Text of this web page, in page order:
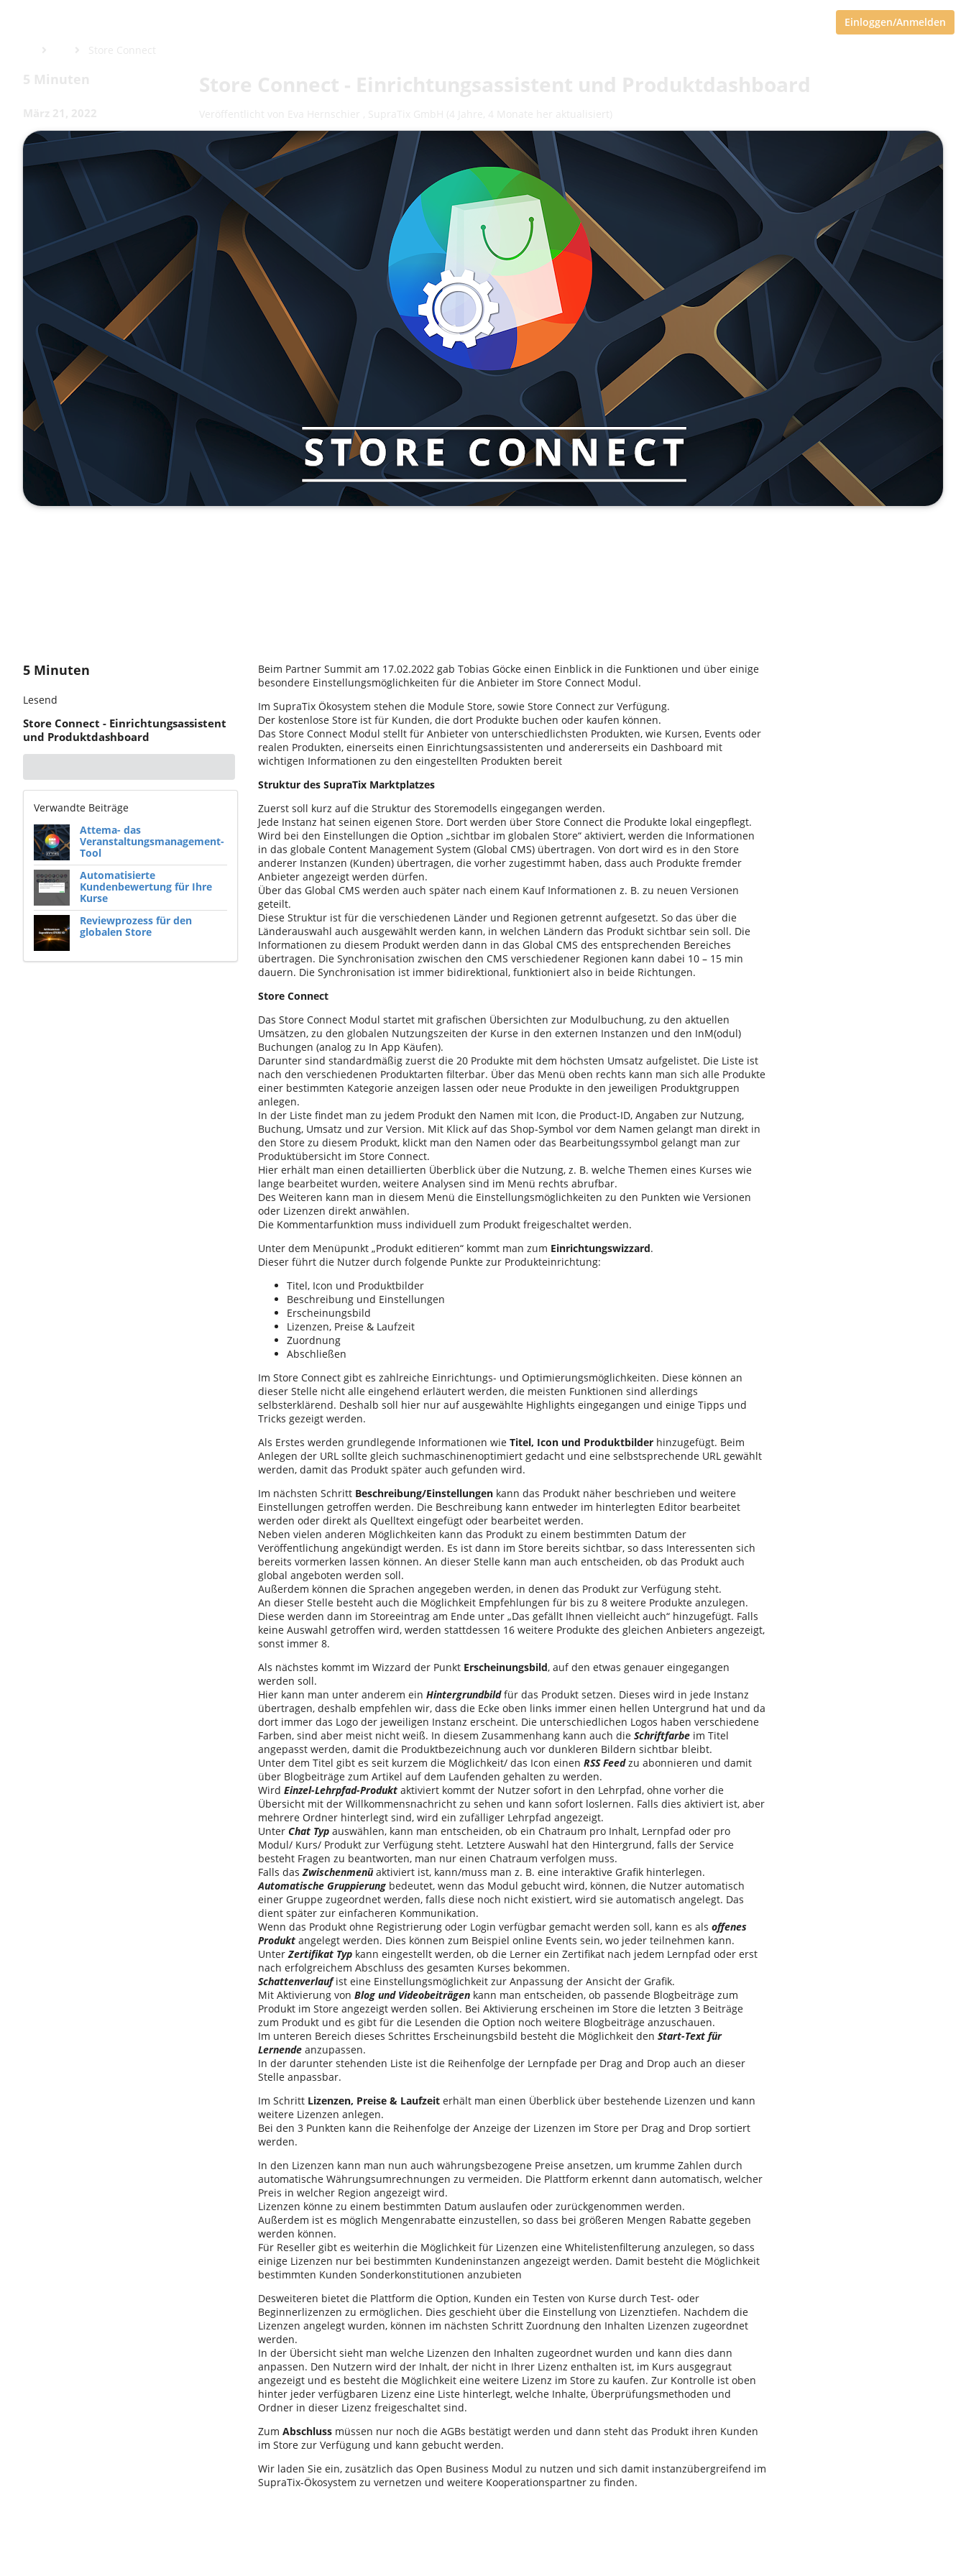
Einloggen/Anmelden
5 Minuten
Lesend
Store Connect - Einrichtungsassistent
und Produktdashboard
Verwandte Beiträge
Attema- das
Veranstaltungsmanagement-
Tool
Automatisierte
Kundenbewertung für Ihre
Kurse
Reviewprozess für den
globalen Store
Beim Partner Summit am 17.02.2022 gab Tobias Göcke einen Einblick in die Funktionen und über einige
besondere Einstellungsmöglichkeiten für die Anbieter im Store Connect Modul.
Im SupraTix Ökosystem stehen die Module Store, sowie Store Connect zur Verfügung.
Der kostenlose Store ist für Kunden, die dort Produkte buchen oder kaufen können.
Das Store Connect Modul stellt für Anbieter von unterschiedlichsten Produkten, wie Kursen, Events oder
realen Produkten, einerseits einen Einrichtungsassistenten und andererseits ein Dashboard mit
wichtigen Informationen zu den eingestellten Produkten bereit
Struktur des SupraTix Marktplatzes
Zuerst soll kurz auf die Struktur des Storemodells eingegangen werden.
Jede Instanz hat seinen eigenen Store. Dort werden über Store Connect die Produkte lokal eingepflegt.
Wird bei den Einstellungen die Option „sichtbar im globalen Store“ aktiviert, werden die Informationen
in das globale Content Management System (Global CMS) übertragen. Von dort wird es in den Store
anderer Instanzen (Kunden) übertragen, die vorher zugestimmt haben, dass auch Produkte fremder
Anbieter angezeigt werden dürfen.
Über das Global CMS werden auch später nach einem Kauf Informationen z. B. zu neuen Versionen
geteilt.
Diese Struktur ist für die verschiedenen Länder und Regionen getrennt aufgesetzt. So das über die
Länderauswahl auch ausgewählt werden kann, in welchen Ländern das Produkt sichtbar sein soll. Die
Informationen zu diesem Produkt werden dann in das Global CMS des entsprechenden Bereiches
übertragen. Die Synchronisation zwischen den CMS verschiedener Regionen kann dabei 10 – 15 min
dauern. Die Synchronisation ist immer bidirektional, funktioniert also in beide Richtungen.
Store Connect
Das Store Connect Modul startet mit grafischen Übersichten zur Modulbuchung, zu den aktuellen
Umsätzen, zu den globalen Nutzungszeiten der Kurse in den externen Instanzen und den InM(odul)
Buchungen (analog zu In App Käufen).
Darunter sind standardmäßig zuerst die 20 Produkte mit dem höchsten Umsatz aufgelistet. Die Liste ist
nach den verschiedenen Produktarten filterbar. Über das Menü oben rechts kann man sich alle Produkte
einer bestimmten Kategorie anzeigen lassen oder neue Produkte in den jeweiligen Produktgruppen
anlegen.
In der Liste findet man zu jedem Produkt den Namen mit Icon, die Product-ID, Angaben zur Nutzung,
Buchung, Umsatz und zur Version. Mit Klick auf das Shop-Symbol vor dem Namen gelangt man direkt in
den Store zu diesem Produkt, klickt man den Namen oder das Bearbeitungssymbol gelangt man zur
Produktübersicht im Store Connect.
Hier erhält man einen detaillierten Überblick über die Nutzung, z. B. welche Themen eines Kurses wie
lange bearbeitet wurden, weitere Analysen sind im Menü rechts abrufbar.
Des Weiteren kann man in diesem Menü die Einstellungsmöglichkeiten zu den Punkten wie Versionen
oder Lizenzen direkt anwählen.
Die Kommentarfunktion muss individuell zum Produkt freigeschaltet werden.
Unter dem Menüpunkt „Produkt editieren“ kommt man zum Einrichtungswizzard.
Dieser führt die Nutzer durch folgende Punkte zur Produkteinrichtung:
Titel, Icon und Produktbilder
Beschreibung und Einstellungen
Erscheinungsbild
Lizenzen, Preise & Laufzeit
Zuordnung
Abschließen
Im Store Connect gibt es zahlreiche Einrichtungs- und Optimierungsmöglichkeiten. Diese können an
dieser Stelle nicht alle eingehend erläutert werden, die meisten Funktionen sind allerdings
selbsterklärend. Deshalb soll hier nur auf ausgewählte Highlights eingegangen und einige Tipps und
Tricks gezeigt werden.
Als Erstes werden grundlegende Informationen wie Titel, Icon und Produktbilder hinzugefügt. Beim
Anlegen der URL sollte gleich suchmaschinenoptimiert gedacht und eine selbstsprechende URL gewählt
werden, damit das Produkt später auch gefunden wird.
Im nächsten Schritt Beschreibung/Einstellungen kann das Produkt näher beschrieben und weitere
Einstellungen getroffen werden. Die Beschreibung kann entweder im hinterlegten Editor bearbeitet
werden oder direkt als Quelltext eingefügt oder bearbeitet werden.
Neben vielen anderen Möglichkeiten kann das Produkt zu einem bestimmten Datum der
Veröffentlichung angekündigt werden. Es ist dann im Store bereits sichtbar, so dass Interessenten sich
bereits vormerken lassen können. An dieser Stelle kann man auch entscheiden, ob das Produkt auch
global angeboten werden soll.
Außerdem können die Sprachen angegeben werden, in denen das Produkt zur Verfügung steht.
An dieser Stelle besteht auch die Möglichkeit Empfehlungen für bis zu 8 weitere Produkte anzulegen.
Diese werden dann im Storeeintrag am Ende unter „Das gefällt Ihnen vielleicht auch“ hinzugefügt. Falls
keine Auswahl getroffen wird, werden stattdessen 16 weitere Produkte des gleichen Anbieters angezeigt,
sonst immer 8.
Als nächstes kommt im Wizzard der Punkt Erscheinungsbild, auf den etwas genauer eingegangen
werden soll.
Hier kann man unter anderem ein Hintergrundbildfür das Produkt setzen. Dieses wird in jede Instanz
übertragen, deshalb empfehlen wir, dass die Ecke oben links immer einen hellen Untergrund hat und da
dort immer das Logo der jeweiligen Instanz erscheint. Die unterschiedlichen Logos haben verschiedene
Farben, sind aber meist nicht weiß. In diesem Zusammenhang kann auch die Schriftfarbe im Titel
angepasst werden, damit die Produktbezeichnung auch vor dunkleren Bildern sichtbar bleibt.
Unter dem Titel gibt es seit kurzem die Möglichkeit/ das Icon einen RSS Feedzu abonnieren und damit
über Blogbeiträge zum Artikel auf dem Laufenden gehalten zu werden.
Wird Einzel-Lehrpfad-Produkt aktiviert kommt der Nutzer sofort in den Lehrpfad, ohne vorher die
Übersicht mit der Willkommensnachricht zu sehen und kann sofort loslernen. Falls dies aktiviert ist, aber
mehrere Ordner hinterlegt sind, wird ein zufälliger Lehrpfad angezeigt.
Unter Chat Typ auswählen, kann man entscheiden, ob ein Chatraum pro Inhalt, Lernpfad oder pro
Modul/ Kurs/ Produkt zur Verfügung steht. Letztere Auswahl hat den Hintergrund, falls der Service
besteht Fragen zu beantworten, man nur einen Chatraum verfolgen muss.
Falls das Zwischenmenüaktiviert ist, kann/muss man z. B. eine interaktive Grafik hinterlegen.
Automatische Gruppierung bedeutet, wenn das Modul gebucht wird, können, die Nutzer automatisch
einer Gruppe zugeordnet werden, falls diese noch nicht existiert, wird sie automatisch angelegt. Das
dient später zur einfacheren Kommunikation.
Wenn das Produkt ohne Registrierung oder Login verfügbar gemacht werden soll, kann es als offenes
Produkt angelegt werden. Dies können zum Beispiel online Events sein, wo jeder teilnehmen kann.
Unter Zertifikat Typ kann eingestellt werden, ob die Lerner ein Zertifikat nach jedem Lernpfad oder erst
nach erfolgreichem Abschluss des gesamten Kurses bekommen.
Schattenverlaufist eine Einstellungsmöglichkeit zur Anpassung der Ansicht der Grafik.
Mit Aktivierung von Blog und Videobeiträgen kann man entscheiden, ob passende Blogbeiträge zum
Produkt im Store angezeigt werden sollen. Bei Aktivierung erscheinen im Store die letzten 3 Beiträge
zum Produkt und es gibt für die Lesenden die Option noch weitere Blogbeiträge anzuschauen.
Im unteren Bereich dieses Schrittes Erscheinungsbild besteht die Möglichkeit den Start-Text für
Lernende anzupassen.
In der darunter stehenden Liste ist die Reihenfolge der Lernpfade per Drag and Drop auch an dieser
Stelle anpassbar.
Im Schritt Lizenzen, Preise & Laufzeit erhält man einen Überblick über bestehende Lizenzen und kann
weitere Lizenzen anlegen.
Bei den 3 Punkten kann die Reihenfolge der Anzeige der Lizenzen im Store per Drag and Drop sortiert
werden.
In den Lizenzen kann man nun auch währungsbezogene Preise ansetzen, um krumme Zahlen durch
automatische Währungsumrechnungen zu vermeiden. Die Plattform erkennt dann automatisch, welcher
Preis in welcher Region angezeigt wird.
Lizenzen könne zu einem bestimmten Datum auslaufen oder zurückgenommen werden.
Außerdem ist es möglich Mengenrabatte einzustellen, so dass bei größeren Mengen Rabatte gegeben
werden können.
Für Reseller gibt es weiterhin die Möglichkeit für Lizenzen eine Whitelistenfilterung anzulegen, so dass
einige Lizenzen nur bei bestimmten Kundeninstanzen angezeigt werden. Damit besteht die Möglichkeit
bestimmten Kunden Sonderkonstitutionen anzubieten
Desweiteren bietet die Plattform die Option, Kunden ein Testen von Kurse durch Test- oder
Beginnerlizenzen zu ermöglichen. Dies geschieht über die Einstellung von Lizenztiefen. Nachdem die
Lizenzen angelegt wurden, können im nächsten Schritt Zuordnung den Inhalten Lizenzen zugeordnet
werden.
In der Übersicht sieht man welche Lizenzen den Inhalten zugeordnet wurden und kann dies dann
anpassen. Den Nutzern wird der Inhalt, der nicht in Ihrer Lizenz enthalten ist, im Kurs ausgegraut
angezeigt und es besteht die Möglichkeit eine weitere Lizenz im Store zu kaufen. Zur Kontrolle ist oben
hinter jeder verfügbaren Lizenz eine Liste hinterlegt, welche Inhalte, Überprüfungsmethoden und
Ordner in dieser Lizenz freigeschaltet sind.
Zum Abschluss müssen nur noch die AGBs bestätigt werden und dann steht das Produkt ihren Kunden
im Store zur Verfügung und kann gebucht werden.
Wir laden Sie ein, zusätzlich das Open Business Modul zu nutzen und sich damit instanzübergreifend im
SupraTix-Ökosystem zu vernetzen und weitere Kooperationspartner zu finden.